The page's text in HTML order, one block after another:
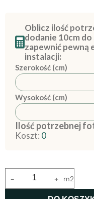
Oblicz ilość
dodanie 10cm
zapewnić pewną
instalacji:
Szerokość (cm)
Wysokość (cm)
Ilość potrzebnej
Koszt: 0
+
- m2